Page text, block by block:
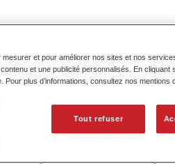
480 Teinte de
480 convient pour l'utilisation
et pour améliorer nos sites et nos
et une publicité personnalisés. En cliquant
plus d’informations, consultez nos mentions
Tout refuser